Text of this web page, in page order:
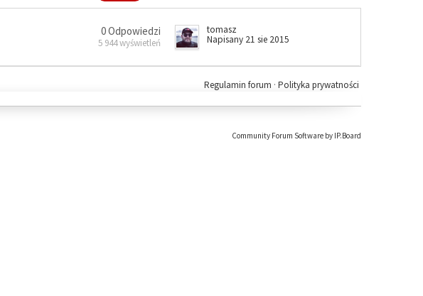
0 Odpowiedzi
5 944 wyświetleń
tomasz
Napisany 21 sie 2015
Polityka prywatności
Regulamin forum ·
Community Forum Software by IP.Board